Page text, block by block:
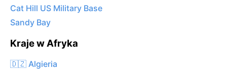
Cat Hill US Military Base
Sandy Bay
Kraje w Afryka
🇩🇿 Algieria